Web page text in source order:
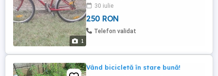
1
30 iulie
250 RON
Telefon validat
Vând bicicletă în stare bună!